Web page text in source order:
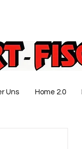
Uns Home 2.0